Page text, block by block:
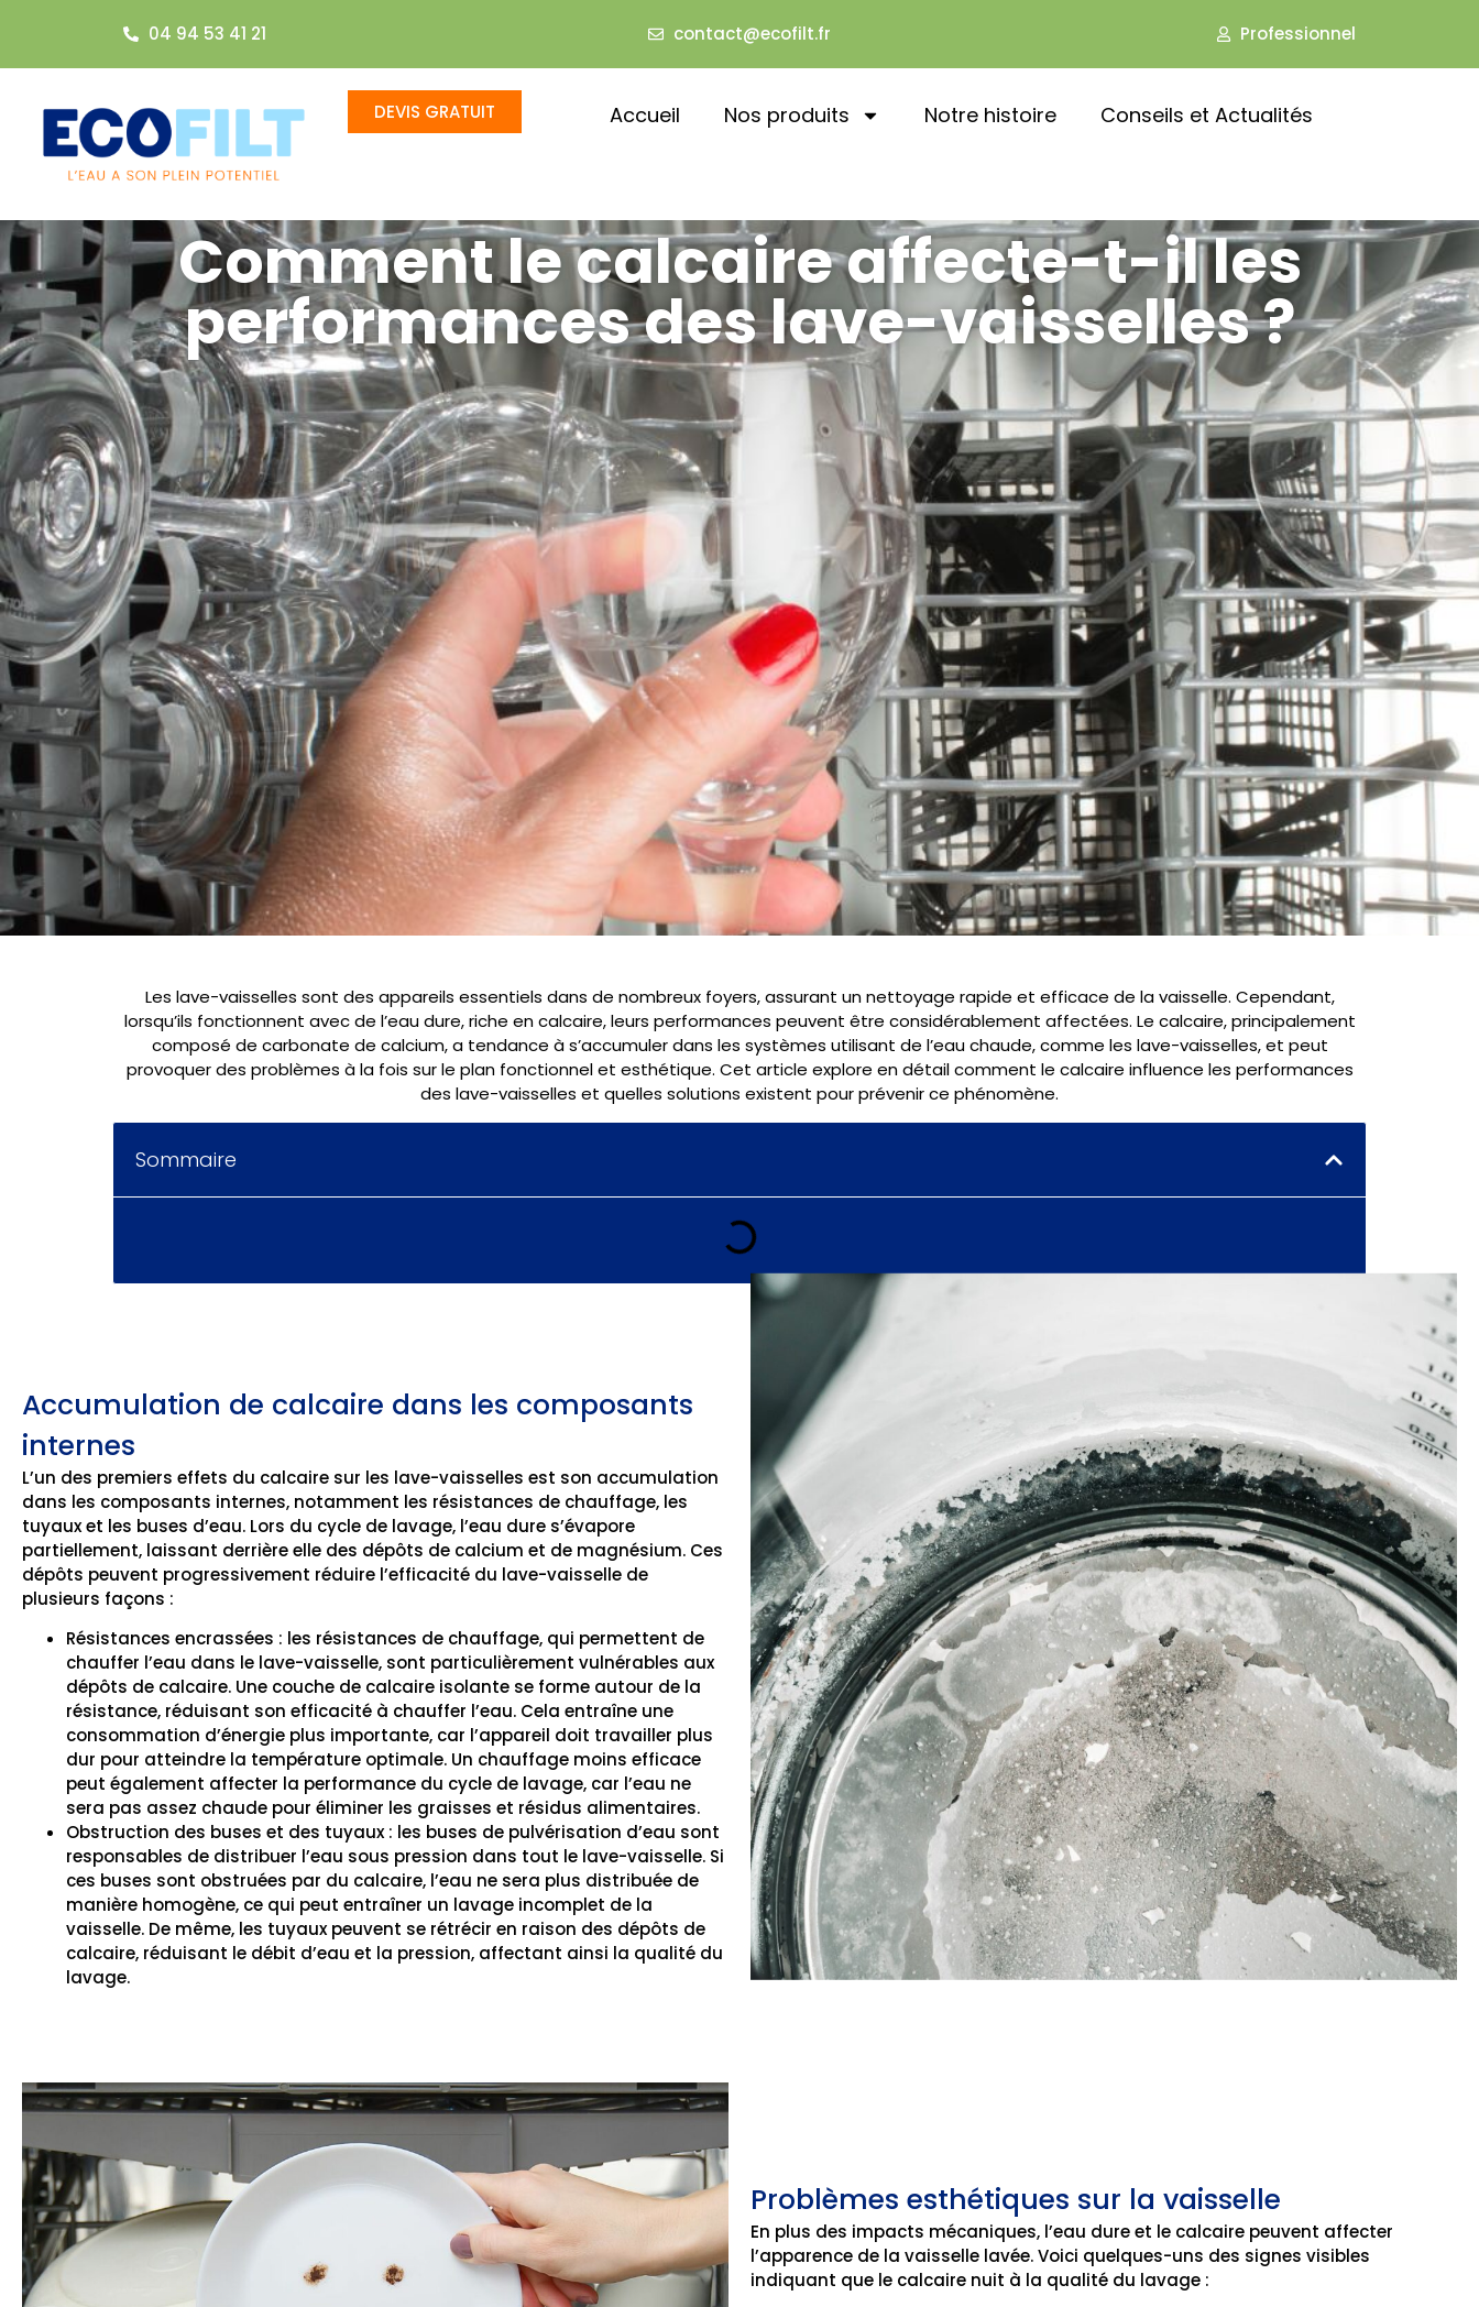
04 94 53 41 21 contact@ecofilt.fr Professionnel
DEVIS GRATUIT Accueil Nos produits Notre histoire Conseils et Actualités
Comment le calcaire affecte-t-il les
performances des lave-vaisselles ?
Les lave-vaisselles sont des appareils essentiels dans de nombreux foyers, assurant un nettoyage rapide et efficace de la vaisselle. Cependant,
lorsqu’ils fonctionnent avec de l’eau dure, riche en calcaire, leurs performances peuvent être considérablement affectées. Le calcaire, principalement
composé de carbonate de calcium, a tendance à s’accumuler dans les systèmes utilisant de l’eau chaude, comme les lave-vaisselles, et peut
provoquer des problèmes à la fois sur le plan fonctionnel et esthétique. Cet article explore en détail comment le calcaire influence les performances
des lave-vaisselles et quelles solutions existent pour prévenir ce phénomène.
Sommaire
Accumulation de calcaire dans les composants
internes
L’un des premiers effets du calcaire sur les lave-vaisselles est son accumulation
dans les composants internes, notamment les résistances de chauffage, les
tuyaux et les buses d’eau. Lors du cycle de lavage, l’eau dure s’évapore
partiellement, laissant derrière elle des dépôts de calcium et de magnésium. Ces
dépôts peuvent progressivement réduire l’efficacité du lave-vaisselle de
plusieurs façons :
Résistances encrassées : les résistances de chauffage, qui permettent de
chauffer l’eau dans le lave-vaisselle, sont particulièrement vulnérables aux
dépôts de calcaire. Une couche de calcaire isolante se forme autour de la
résistance, réduisant son efficacité à chauffer l’eau. Cela entraîne une
consommation d’énergie plus importante, car l’appareil doit travailler plus
dur pour atteindre la température optimale. Un chauffage moins efficace
peut également affecter la performance du cycle de lavage, car l’eau ne
sera pas assez chaude pour éliminer les graisses et résidus alimentaires.
Obstruction des buses et des tuyaux : les buses de pulvérisation d’eau sont
responsables de distribuer l’eau sous pression dans tout le lave-vaisselle. Si
ces buses sont obstruées par du calcaire, l’eau ne sera plus distribuée de
manière homogène, ce qui peut entraîner un lavage incomplet de la
vaisselle. De même, les tuyaux peuvent se rétrécir en raison des dépôts de
calcaire, réduisant le débit d’eau et la pression, affectant ainsi la qualité du
lavage.
Problèmes esthétiques sur la vaisselle
En plus des impacts mécaniques, l’eau dure et le calcaire peuvent affecter
l’apparence de la vaisselle lavée. Voici quelques-uns des signes visibles
indiquant que le calcaire nuit à la qualité du lavage :